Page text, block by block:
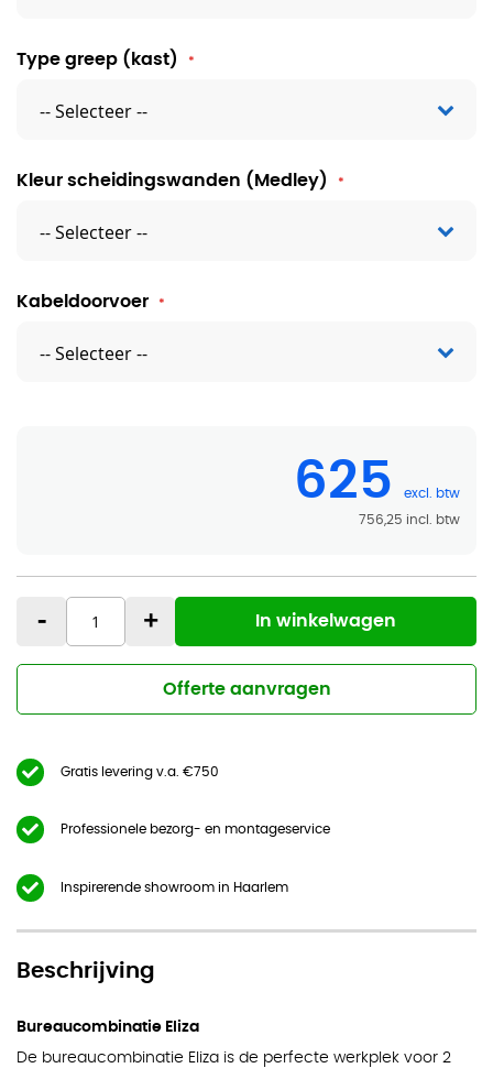
Type greep (kast)
Kleur scheidingswanden (Medley)
Kabeldoorvoer
625
756,25
- + In winkelwagen
Offerte aanvragen
Gratis levering v.a. €750
Professionele bezorg- en montageservice
Inspirerende showroom in Haarlem
Beschrijving
Bureaucombinatie Eliza
De bureaucombinatie Eliza is de perfecte werkplek voor 2